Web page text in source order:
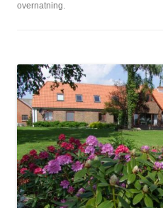
overnatning.